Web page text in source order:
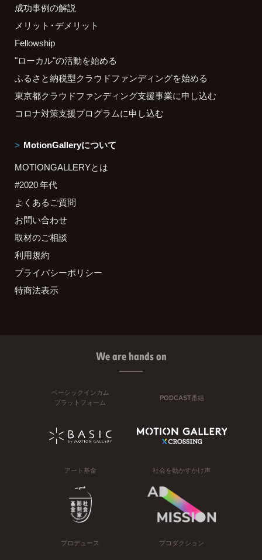
成功事例の解説
メリット・デメリット
Fellowship
"ローカル"の活動を始める
ふるさと納税型クラウドファンディングを始める
東京都クラウドファンディング支援事業に申し込む
コロナ対策支援プログラムに申し込む
MotionGalleryについて
MOTIONGALLERYとは
#2020 年代
よくあるご質問
お問い合わせ
取材のご相談
利用規約
プライバシーポリシー
特商法表示
We are hands on
ベーシックインカム
プラットフォーム
PODCAST番組
アート基金 社会を動かすかけ声
プロデュース プロダクション